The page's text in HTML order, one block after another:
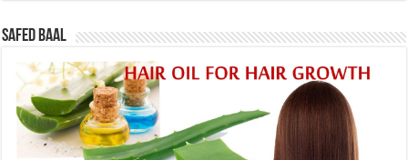
Safed baal